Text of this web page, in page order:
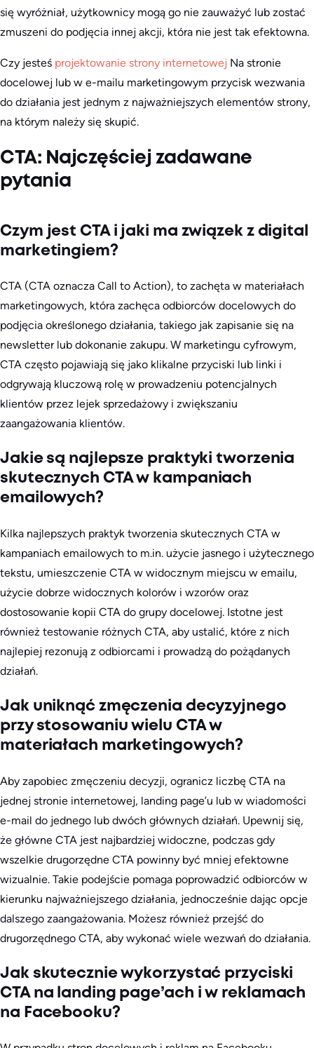
się wyróżniał, użytkownicy mogą go nie zauważyć lub zostać
zmuszeni do podjęcia innej akcji, która nie jest tak efektowna.
Czy jesteś projektowanie strony internetowej Na stronie
docelowej lub w e-mailu marketingowym przycisk wezwania
do działania jest jednym z najważniejszych elementów strony,
na którym należy się skupić.
CTA: Najczęściej zadawane
pytania
Czym jest CTA i jaki ma związek z digital
marketingiem?
CTA (CTA oznacza Call to Action), to zachęta w materiałach
marketingowych, która zachęca odbiorców docelowych do
podjęcia określonego działania, takiego jak zapisanie się na
newsletter lub dokonanie zakupu. W marketingu cyfrowym,
CTA często pojawiają się jako klikalne przyciski lub linki i
odgrywają kluczową rolę w prowadzeniu potencjalnych
klientów przez lejek sprzedażowy i zwiększaniu
zaangażowania klientów.
Jakie są najlepsze praktyki tworzenia
skutecznych CTA w kampaniach
emailowych?
Kilka najlepszych praktyk tworzenia skutecznych CTA w
kampaniach emailowych to m.in. użycie jasnego i użytecznego
tekstu, umieszczenie CTA w widocznym miejscu w emailu,
użycie dobrze widocznych kolorów i wzorów oraz
dostosowanie kopii CTA do grupy docelowej. Istotne jest
również testowanie różnych CTA, aby ustalić, które z nich
najlepiej rezonują z odbiorcami i prowadzą do pożądanych
działań.
Jak uniknąć zmęczenia decyzyjnego
przy stosowaniu wielu CTA w
materiałach marketingowych?
Aby zapobiec zmęczeniu decyzji, ogranicz liczbę CTA na
jednej stronie internetowej, landing page’u lub w wiadomości
e-mail do jednego lub dwóch głównych działań. Upewnij się,
że główne CTA jest najbardziej widoczne, podczas gdy
wszelkie drugorzędne CTA powinny być mniej efektowne
wizualnie. Takie podejście pomaga poprowadzić odbiorców w
kierunku najważniejszego działania, jednocześnie dając opcje
dalszego zaangażowania. Możesz również przejść do
drugorzędnego CTA, aby wykonać wiele wezwań do działania.
Jak skutecznie wykorzystać przyciski
CTA na landing page’ach i w reklamach
na Facebooku?